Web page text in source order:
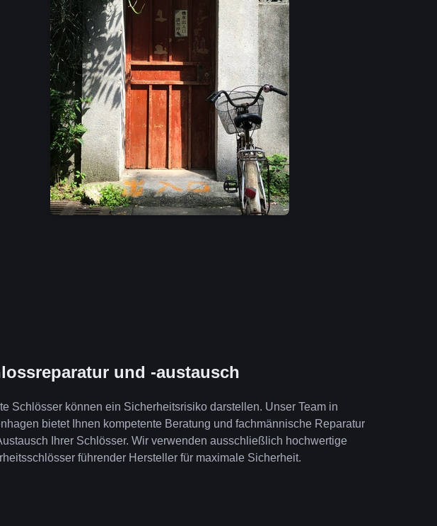
und -austausch
Schlösser können ein Sicherheitsrisiko darstellen. Unser Team in
bietet Ihnen kompetente Beratung und fachmännische Reparatur
Ihrer Schlösser. Wir verwenden ausschließlich hochwertige
führender Hersteller für maximale Sicherheit.